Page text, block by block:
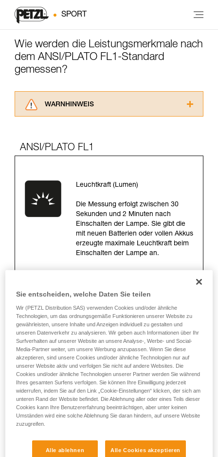
SPORT
Wie werden die Leistungsmerkmale nach
dem ANSI/PLATO FL1-Standard
gemessen?
WARNHINWEIS
aufmerksam durch, bevor Sie diesen zu Rate
ziehen. Um diese Zusatzinformationen
Informationen richtig verstanden haben.
entsprechende Ausbildung und ein spezielles
Training voraus. Prüfen Sie zusammen mit
einem Profi, ob Sie in der Lage sind, den
Vorgang alleine sicher zu wiederholen, bevor
Sie ihn eigenständig durchführen.
Wir geben Beispiele für die mit Ihrer Aktivität
ANSI/PLATO FL1
Leuchtkraft (Lumen)
Die Messung erfolgt zwischen 30
Sekunden und 2 Minuten nach
Einschalten der Lampe. Sie gibt die
mit neuen Batterien oder vollen Akkus
erzeugte maximale Leuchtkraft beim
Einschalten der Lampe an.
Es handelt sich um die maximale
Entfernung zwischen der Lampe und
der Stelle, wo die Leuchtstärke nur
noch 0,25 Lux beträgt. Die Messung
wird beim Einschalten der Lampe mit
neuen Batterien oder vollen Akkus
durchgeführt. Die Leuchtweite ist von
der Leuchtkraft und vor allem von der
Form des Lichtkegels abhängig.
Leuchtdauer (Stunden)
der die Lampe eine optimale
Beleuchtung garantiert. Die Messung
Sie entscheiden, welche Daten Sie teilen
Wir (PETZL Distribution SAS) verwenden Cookies und/oder ähnliche
Technologien, um das ordnungsgemäße Funktionieren unserer Website zu
gewährleisten, unsere Inhalte und Anzeigen individuell zu gestalten und
unseren Datenverkehr zu analysieren. Wir geben auch Informationen über Ihr
Surfverhalten auf unserer Website an unsere Analyse-, Werbe- und Social-
Media-Partner weiter, um unsere Werbung anzupassen. Wenn Sie diese
akzeptieren, sind unsere Cookies und/oder ähnliche Technologien nur auf
unserer Website aktiv und verfolgen Sie nicht auf andere Websites. Die
Cookies und/oder ähnliche Technologien unserer Partner werden Sie während
Ihres gesamten Surfens verfolgen. Sie können Ihre Einwilligung jederzeit
widerrufen, indem Sie auf den Link „Cookie-Einstellungen“ klicken, der sich am
unteren Rand der Website befindet. Die Ablehnung aller oder eines Teils dieser
Cookies kann Ihre Benutzererfahrung beeinträchtigen, aber unter keinen
Umständen wird eine solche Ablehnung Sie daran hindern, auf unsere Website
zuzugreifen.
Alle ablehnen Alle Cookies akzeptieren